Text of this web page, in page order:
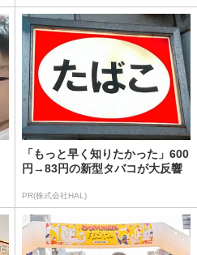
「もっと早く知りたかった」600
円→83円の新型タバコが大反響
PR(株式会社HAL)